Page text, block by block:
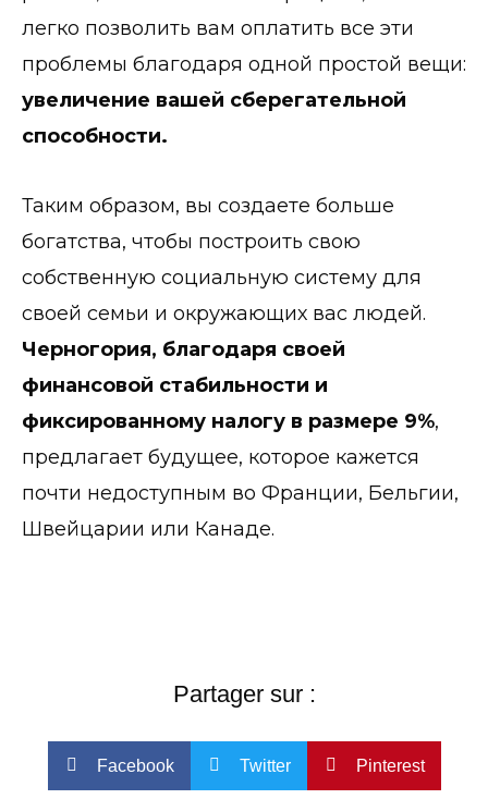
легко позволить вам оплатить все эти
проблемы благодаря одной простой вещи:
увеличение вашей сберегательной
способности.
Таким образом, вы создаете больше
богатства, чтобы построить свою
собственную социальную систему для
своей семьи и окружающих вас людей.
Черногория, благодаря своей
финансовой стабильности и
фиксированному налогу в размере 9%,
предлагает будущее, которое кажется
почти недоступным во Франции, Бельгии,
Швейцарии или Канаде.
Partager sur :
Facebook Twitter Pinterest